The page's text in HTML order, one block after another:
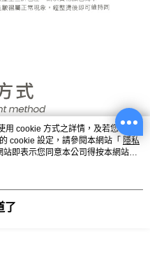
cookie 方式之詳情，及若您不希
cookie 設定，請參閱本網站「 隱私
即表示您同意本公司得按本網站使
了